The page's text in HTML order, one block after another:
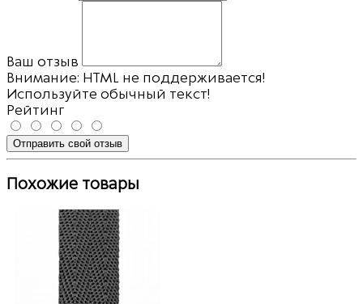
Ваш отзыв
Внимание: HTML не поддерживается!
Используйте обычный текст!
Рейтинг
Отправить свой отзыв
Похожие товары